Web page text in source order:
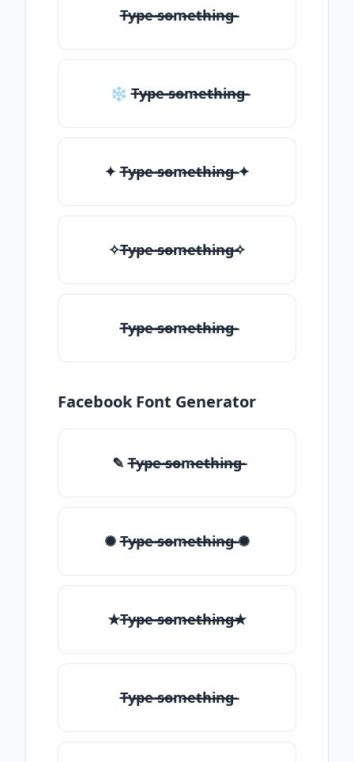
T̶̴y̶̴p̶̴e̶̴ ̶̴s̶̴o̶̴m̶̴e̶̴t̶̴h̶̴i̶̴n̶̴g̶̴
❄ T̶̴y̶̴p̶̴e̶̴ ̶̴s̶̴o̶̴m̶̴e̶̴t̶̴h̶̴i̶̴n̶̴g̶̴
✦ T̶̴y̶̴p̶̴e̶̴ ̶̴s̶̴o̶̴m̶̴e̶̴t̶̴h̶̴i̶̴n̶̴g̶̴ ✦
✧T̶̴y̶̴p̶̴e̶̴ ̶̴s̶̴o̶̴m̶̴e̶̴t̶̴h̶̴i̶̴n̶̴g̶̴✧
T̶̴y̶̴p̶̴e̶̴ ̶̴s̶̴o̶̴m̶̴e̶̴t̶̴h̶̴i̶̴n̶̴g̶̴
Facebook Font Generator
✎ T̶̴y̶̴p̶̴e̶̴ ̶̴s̶̴o̶̴m̶̴e̶̴t̶̴h̶̴i̶̴n̶̴g̶̴
✺ T̶̴y̶̴p̶̴e̶̴ ̶̴s̶̴o̶̴m̶̴e̶̴t̶̴h̶̴i̶̴n̶̴g̶̴ ✺
★T̶̴y̶̴p̶̴e̶̴ ̶̴s̶̴o̶̴m̶̴e̶̴t̶̴h̶̴i̶̴n̶̴g̶̴★
T̶̴y̶̴p̶̴e̶̴ ̶̴s̶̴o̶̴m̶̴e̶̴t̶̴h̶̴i̶̴n̶̴g̶̴